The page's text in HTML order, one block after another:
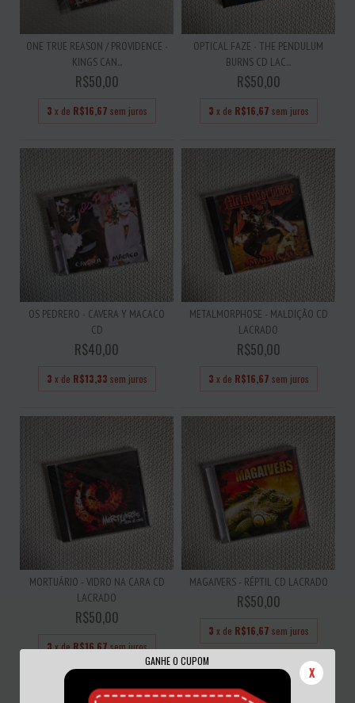
GANHE O CUPOM
X
ONE TRUE REASON / PROVIDENCE -
KINGS CAN...
R$50,00
3 x de R$16,67 sem juros
OPTICAL FAZE - THE PENDULUM
BURNS CD LAC...
R$50,00
3 x de R$16,67 sem juros
OS PEDRERO - CAVERA Y MACACO
CD
R$40,00
3 x de R$13,33 sem juros
METALMORPHOSE - MALDIÇÃO CD
LACRADO
R$50,00
3 x de R$16,67 sem juros
MORTUÁRIO - VIDRO NA CARA CD
LACRADO
R$50,00
3x deR$16,67sem juros
MAGAIVERS - RÉPTIL CD LACRADO
R$50,00
3 x de R$16,67 sem juros